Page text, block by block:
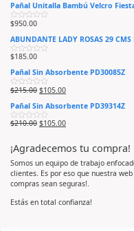
l
o
r
a
o
e
n
0
e
5
Pañal Unitalla Bambú Velcro
V
l
o
r
a
o
e
n
0
e
5
$950.00
ABUNDANTE LADY ROSAS 29
V
l
o
r
a
o
e
n
0
5
$185.00
Pañal Sin Absorbente PD30085Z
V
l
o
r
a
e
n
0
d
e
5
$215.00 $105.00
Pañal Sin Absorbente PD39314Z
V
o
r
a
d
o
n
d
$210.00 $105.00
¡Agradecemos tu compra!
Somos un equipo de trabajo
clientes. Es por eso que nuestra
compras sean seguras!.
Estás en total confianza!